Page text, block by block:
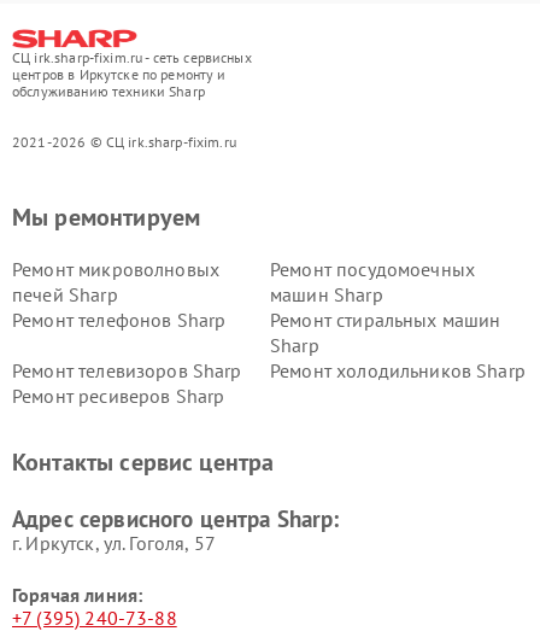
СЦ irk.sharp-fixim.ru - сеть сервисных
центров в Иркутске по ремонту и
обслуживанию техники Sharp
2021-2026 © СЦ irk.sharp-fixim.ru
Мы ремонтируем
Ремонт микроволновых
печей Sharp
Ремонт посудомоечных
машин Sharp
Ремонт телефонов Sharp
Ремонт стиральных машин
Sharp
Ремонт телевизоров Sharp
Ремонт холодильников Sharp
Ремонт ресиверов Sharp
Контакты сервис центра
Адрес сервисного центра Sharp:
г. Иркутск, ул. ​Гоголя, 57
Горячая линия:
+7 (395) 240-73-88